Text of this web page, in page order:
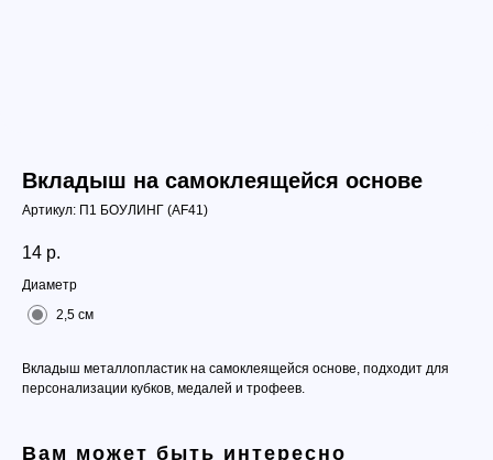
Вкладыш на самоклеящейся основе
Артикул: П1 БОУЛИНГ (АF41)
14 р.
Диаметр
2,5 см
Вкладыш металлопластик на самоклеящейся основе, подходит для
персонализации кубков, медалей и трофеев.
Вам может быть интересно